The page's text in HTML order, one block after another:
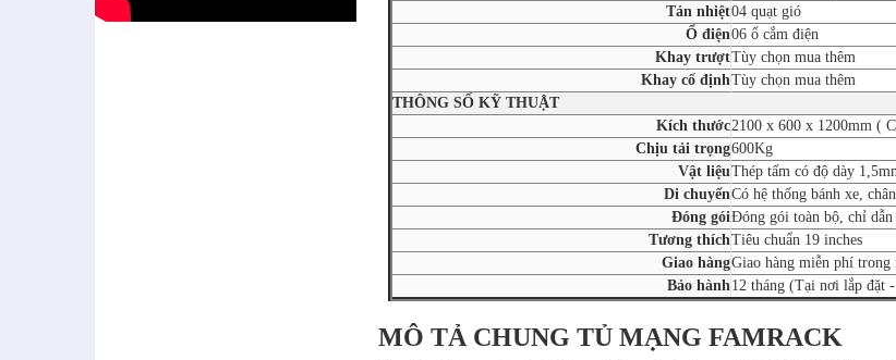
Tản nhiệt04 quạt gió
Ổ điện06 ổ cắm điện
Khay trượtTùy chọn mua thêm
Khay cố địnhTùy chọn mua thêm
THÔNG SỐ KỸ THUẬT
Kích thước2100 x 600 x 1200mm (
Chịu tải trọng600Kg
Vật liệuThép tấm có độ dày
Di chuyểnCó hệ thống bánh xe,
Đóng góiĐóng gói toàn bộ, chỉ dẫn
Tương thíchTiêu chuẩn 19 inches
Giao hàngGiao hàng miễn phí
Bảo hành12 tháng (Tại nơi lắp đặt
MÔ TẢ CHUNG TỦ MẠNG FAMRACK